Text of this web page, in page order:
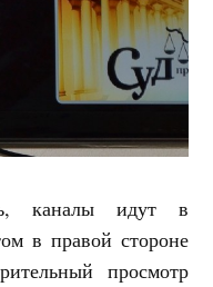
каналы идут в
в правой стороне
просмотр